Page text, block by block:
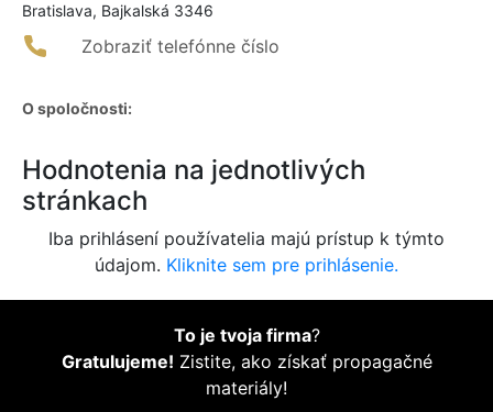
Bratislava, Bajkalská 3346
Zobraziť telefónne číslo
O spoločnosti:
Hodnotenia na jednotlivých
stránkach
Iba prihlásení používatelia majú prístup k týmto
údajom. Kliknite sem pre prihlásenie.
To je tvoja firma?
Gratulujeme! Zistite, ako získať propagačné
materiály!